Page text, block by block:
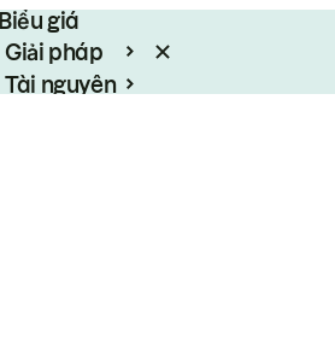
Biểu giá
Giải pháp
Tài nguyên